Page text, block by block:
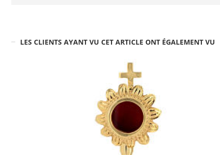
LES CLIENTS AYANT VU CET ARTICLE ONT ÉGALEMENT VU